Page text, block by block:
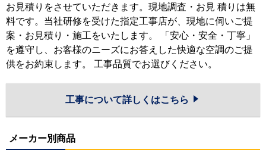
お見積りをさせていただきます。現地調査・お見 積りは無
料です。当社研修を受けた指定工事店が、現地に伺いご提
案・お見積り・施工をいたします。 「安心・安全・丁寧」
を遵守し、お客様のニーズにお答えした快適な空調のご提
供をお約束します。 工事品質でお選びください。
工事について詳しくはこちら
メーカー別商品